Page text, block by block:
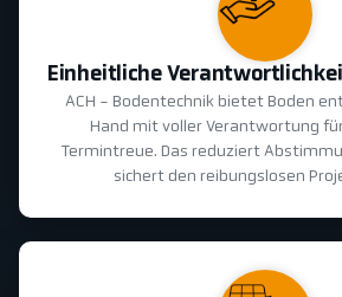
Einheitliche
ACH - Bodentechnik bietet Boden
Hand mit voller Verantwortung
Termintreue. Das reduziert
sichert den reibungslosen